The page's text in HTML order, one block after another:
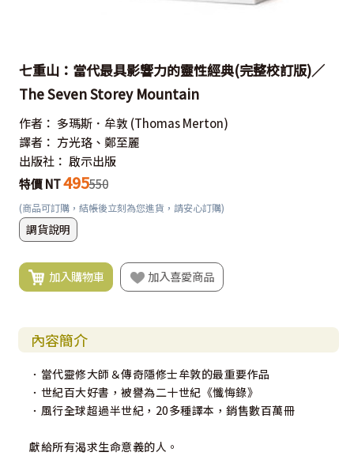
七重山：當代最具影響力的靈性經典(完整校訂版)／
The Seven Storey Mountain
作者： 多瑪斯．牟敦 (Thomas Merton)
譯者： 方光珞、鄭至麗
出版社： 啟示出版
特價 NT495550
(商品可訂購，結帳後立刻為您進貨，請安心訂購)
調貨說明
加入購物車 加入喜愛商品
內容簡介
．當代靈修大師＆傳奇隱修士牟敦的最重要作品
．世紀百大好書，被譽為二十世紀《懺悔錄》
．風行全球超過半世紀，20多種譯本，銷售數百萬冊
獻給所有渴求生命意義的人。